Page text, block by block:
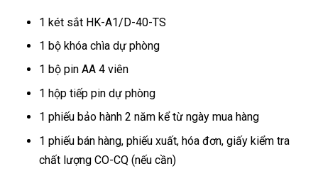
1 két sắt HK-A1/D-40-TS
1 bộ khóa chìa dự phòng
1 bộ pin AA 4 viên
1 hộp tiếp pin dự phòng
1 phiếu bảo hành 2 năm kể từ ngày mua hàng
1 phiếu bán hàng, phiếu xuất, hóa đơn, giấy kiểm tra
chất lượng CO-CQ (nếu cần)